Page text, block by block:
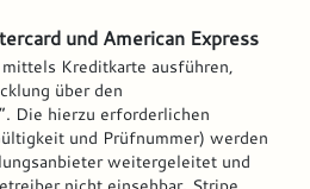
und American Express
Kreditkarte ausführen,
über den
Die hierzu erforderlichen
und Prüfnummer) werden
weitergeleitet und